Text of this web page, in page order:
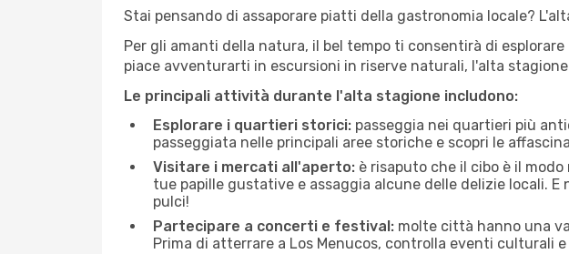
Stai pensando di assaporare piatti della gastronomia locale?
Per gli amanti della natura, il bel tempo ti consentirà di
piace avventurarti in escursioni in riserve naturali, l'alta
Le principali attività durante l'alta stagione includono:
Esplorare i quartieri storici: passeggia nei quartieri più
passeggiata nelle principali aree storiche e scopri le
Visitare i mercati all'aperto: è risaputo che il cibo è il
tue papille gustative e assaggia alcune delle delizie locali.
pulci!
Partecipare a concerti e festival: molte città hanno una
Prima di atterrare a Los Menucos, controlla eventi culturali